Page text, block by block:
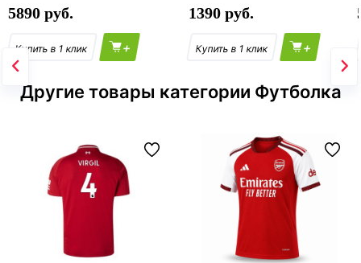
5890
+
1390
+
Другие товары категории Футболка